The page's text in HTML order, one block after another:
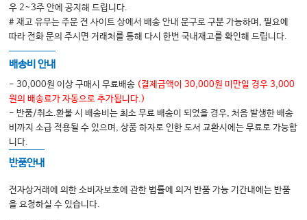
CHAPTER 12
CHAPTER 13
유전질환의 분자, 생화학적, 세포유전학적 기초 The molecular, biochemical,
and cellular basis of genetic disease
CHAPTER 14
게놈 의학의 전사체학 Tranx_x_x_scriptomics in genomic medicine
우 2~3주 안에 공지해 드립니다.
# 재고 유무는 주문 전 사이트 상에서 배송 안내 문구로 구분 가능하며, 필요에
따라 전화 문의 주시면 거래처를 통해 다시 한번 국내재고를 확인해 드립니다.
배송비 안내
- 30,000원 이상 구매시 무료배송 (결제금액이 30,000원 미만일 경우 3,000
원의 배송료가 자동으로 추가됩니다.)
- 반품/취소.환불 시 배송비는 최소 무료 배송이 되었을 경우, 처음 발생한 배송
비까지 소급 적용될 수 있으며, 상품 하자로 인한 도서 교환시에는 무료로 가능합
니다.
반품안내
전자상거래에 의한 소비자보호에 관한 법률에 의거 반품 가능 기간내에는 반품
을 요청하실 수 있습니다.